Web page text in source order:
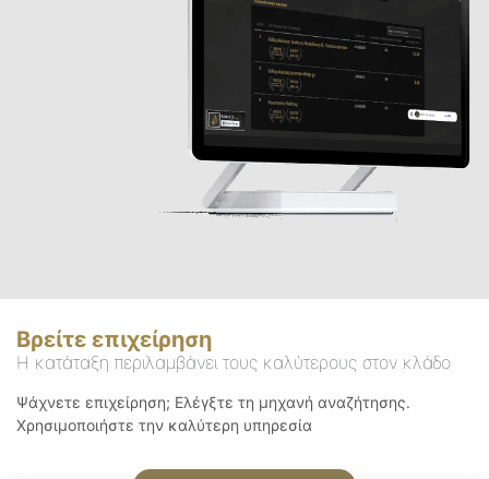
Βρείτε επιχείρηση
Η κατάταξη περιλαμβάνει τους καλύτερους στον κλάδο
Ψάχνετε επιχείρηση; Ελέγξτε τη μηχανή αναζήτησης.
Χρησιμοποιήστε την καλύτερη υπηρεσία